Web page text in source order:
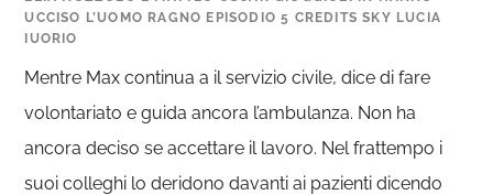
UCCISO L’UOMO RAGNO EPISODIO 5 CREDITS SKY LUCIA
IUORIO
Mentre Max continua a il servizio civile, dice di fare
volontariato e guida ancora l’ambulanza. Non ha
ancora deciso se accettare il lavoro. Nel frattempo i
suoi colleghi lo deridono davanti ai pazienti dicendo